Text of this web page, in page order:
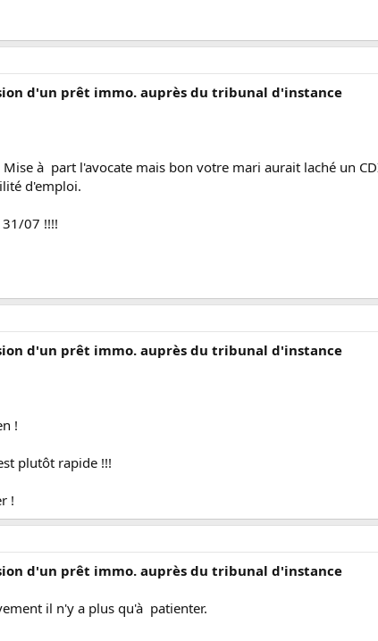
d'un prêt immo. auprès du tribunal d'instance
à part l'avocate mais bon votre mari aurait laché un
d'emploi.
07 !!!!
d'un prêt immo. auprès du tribunal d'instance
!
plutôt rapide !!!
!
d'un prêt immo. auprès du tribunal d'instance
il n'y a plus qu'à patienter.